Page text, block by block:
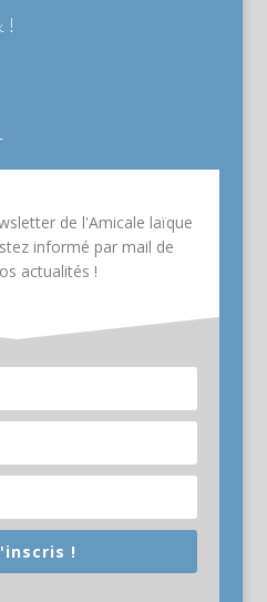
!
de l'Amicale laïque
informé par mail de
actualités !
!